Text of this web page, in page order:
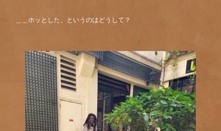
＿＿ホッとした、というのはどうして？